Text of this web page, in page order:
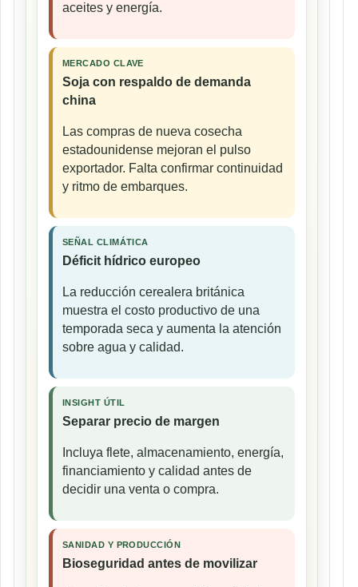
aceites y energía.
MERCADO CLAVE
Soja con respaldo de demanda
china
Las compras de nueva cosecha
estadounidense mejoran el pulso
exportador. Falta confirmar continuidad
y ritmo de embarques.
SEÑAL CLIMÁTICA
Déficit hídrico europeo
La reducción cerealera británica
muestra el costo productivo de una
temporada seca y aumenta la atención
sobre agua y calidad.
INSIGHT ÚTIL
Separar precio de margen
Incluya flete, almacenamiento, energía,
financiamiento y calidad antes de
decidir una venta o compra.
SANIDAD Y PRODUCCIÓN
Bioseguridad antes de movilizar